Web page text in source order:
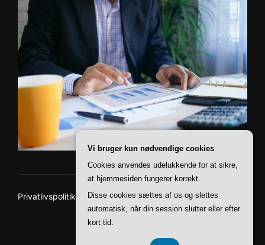
Privatlivspolitik
Copyright © 2026 Paii Finans
Inspiro Theme
Vi bruger kun nødvendige cookies
Cookies anvendes udelukkende for at sikre,
at hjemmesiden fungerer korrekt.
Disse cookies sættes af os og slettes
automatisk, når din session slutter eller efter
kort tid.